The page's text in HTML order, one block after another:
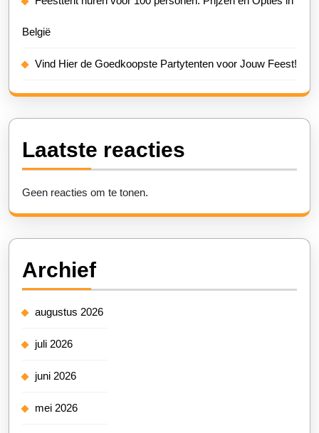
België
Vind Hier de Goedkoopste Partytenten voor Jouw Feest!
Laatste reacties
Geen reacties om te tonen.
Archief
augustus 2026
juli 2026
juni 2026
mei 2026